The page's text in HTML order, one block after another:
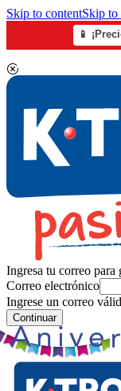
Skip to contentSkip to
📱
Ingresa tu correo
Correo electrónico
Ingrese un correo
Continuar